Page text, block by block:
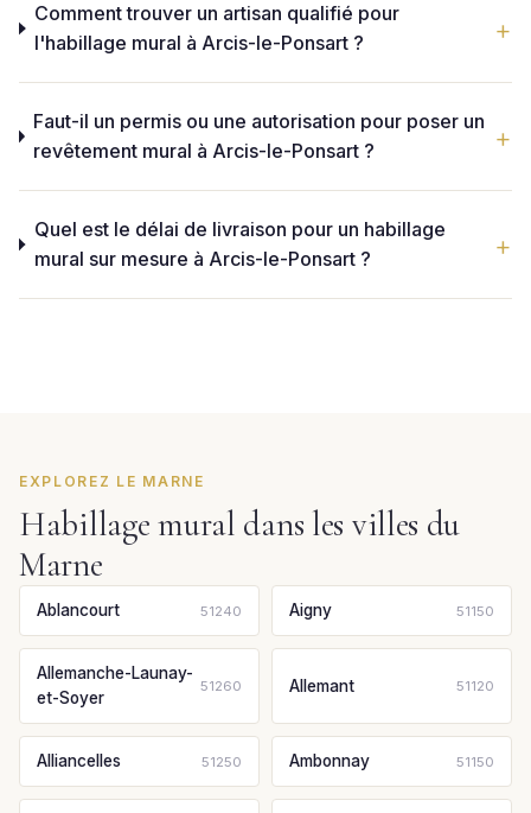
Comment trouver un artisan qualifié pour
l'habillage mural à Arcis-le-Ponsart ?
Faut-il un permis ou une autorisation pour poser un
revêtement mural à Arcis-le-Ponsart ?
Quel est le délai de livraison pour un habillage
mural sur mesure à Arcis-le-Ponsart ?
EXPLOREZ LE MARNE
Habillage mural dans les villes du
Marne
Ablancourt 51240 Aigny 51150
Allemanche-Launay-
et-Soyer
51260 Allemant 51120
Alliancelles 51250 Ambonnay 51150